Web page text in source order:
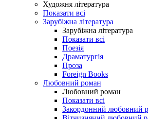
Художня література
Показати всі
Зарубіжна література
Зарубіжна література
Показати всі
Поезія
Драматургія
Проза
Foreign Books
Любовний роман
Любовний роман
Показати всі
Закордонний любовний